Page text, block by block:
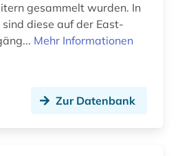
gesammelt wurden. In
diese auf der East-
Mehr Informationen
Zur Datenbank